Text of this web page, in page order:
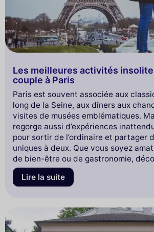
Les meilleures activités
couple à Paris
Paris est souvent associée aux
long de la Seine, aux dîners aux
visites de musées emblématiques.
regorge aussi d’expériences
pour sortir de l’ordinaire et partager
uniques à deux. Que vous soyez
de bien-être ou de gastronomie,
activités insolites à faire en couple à
Lire la suite